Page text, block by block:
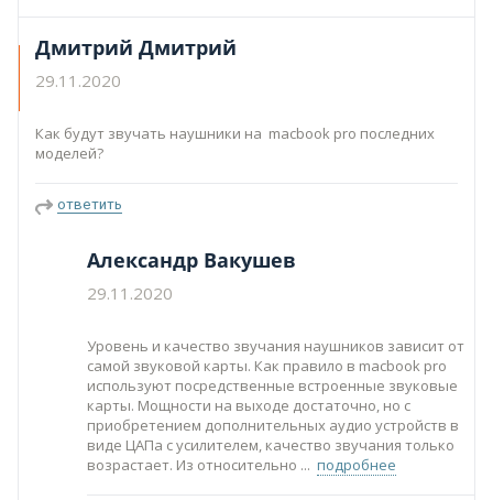
Дмитрий Дмитрий
29.11.2020
Как будут звучать наушники на macbook pro последних
моделей?
ответить
Александр Вакушев
29.11.2020
Уровень и качество звучания наушников зависит от
самой звуковой карты. Как правило в macbook pro
используют посредственные встроенные звуковые
карты. Мощности на выходе достаточно, но с
приобретением дополнительных аудио устройств в
виде ЦАПа с усилителем, качество звучания только
возрастает. Из относительно
подробнее